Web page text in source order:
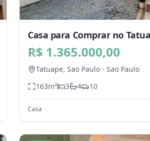
Casa para Comprar no
- SP
R$ 1.365.000,00
Tatuape, Sao Paulo - Sao Paulo
163m² 3 4 10
Casa